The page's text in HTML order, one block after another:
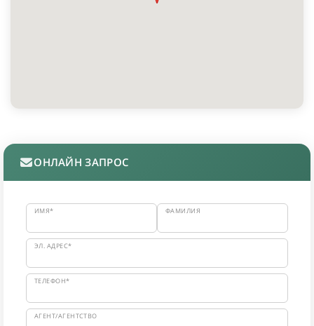
ОНЛАЙН ЗАПРОС
ИМЯ* ФАМИЛИЯ
ЭЛ. АДРЕС*
ТЕЛЕФОН*
АГЕНТ/АГЕНТСТВО